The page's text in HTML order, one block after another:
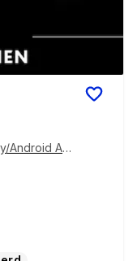
Android Aut